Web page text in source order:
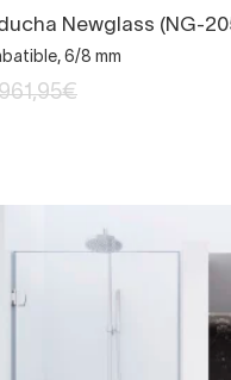
Newglass (NG-
6/8 mm